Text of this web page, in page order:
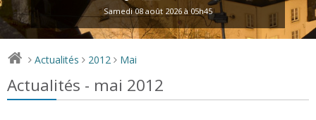
Samedi 08 août 2026 à 05h45
> Actualités > 2012 > Mai
Actualités - mai 2012